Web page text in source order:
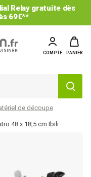
Relay gratuite dès
69€**
COMPTE PANIER
de découpe
48 x 18,5 cm Ibili